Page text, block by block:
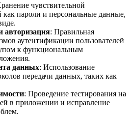
чувствительной
пароли и персональные данные,
авторизация: Правильная
аутентификации пользователей
к функциональным
данных: Использование
передачи данных, таких как
: Проведение тестирования на
в приложении и исправление